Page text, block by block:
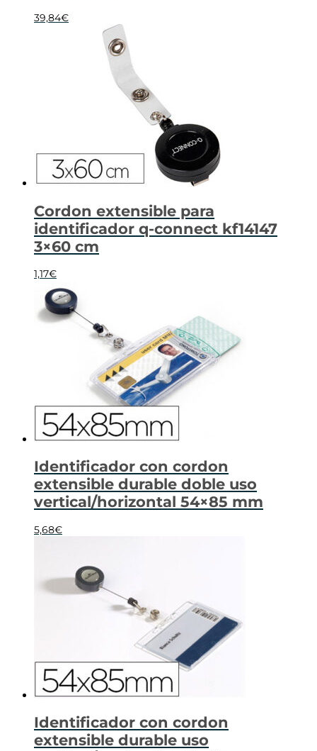
39,84€
Cordon extensible para
identificador q-connect kf14147
3×60 cm
1,17€
Identificador con cordon
extensible durable doble uso
vertical/horizontal 54×85 mm
5,68€
Identificador con cordon
extensible durable uso